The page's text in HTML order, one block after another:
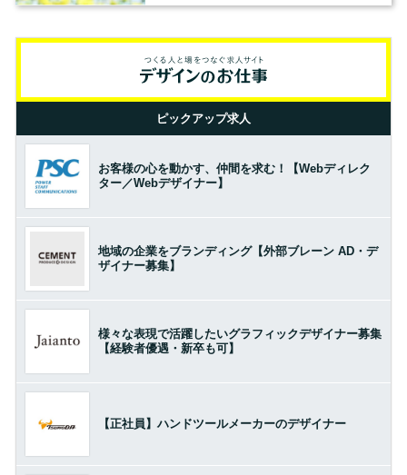
ピックアップ求人
お客様の心を動かす、仲間を求む！【Webディレク
ター／Webデザイナー】
地域の企業をブランディング【外部ブレーン AD・デ
ザイナー募集】
様々な表現で活躍したいグラフィックデザイナー募集
【経験者優遇・新卒も可】
【正社員】ハンドツールメーカーのデザイナー